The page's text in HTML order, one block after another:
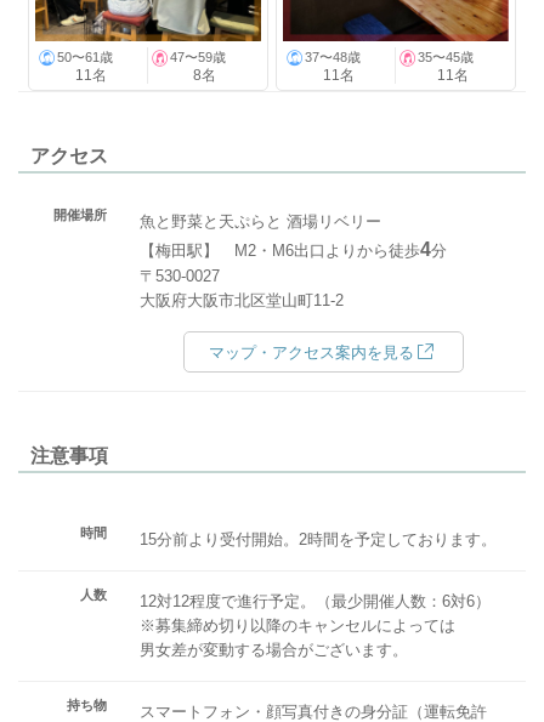
50〜61歳
11名
47〜59歳
8名
37〜48歳
11名
35〜45歳
11名
アクセス
開催場所
魚と野菜と天ぷらと 酒場リベリー
【梅田駅】 M2・M6出口よりから徒歩4分
〒530-0027
大阪府大阪市北区堂山町11-2
マップ・アクセス案内を見る
注意事項
時間 15分前より受付開始。2時間を予定しております。
人数
12対12程度で進行予定。（最少開催人数：6対6）
※募集締め切り以降のキャンセルによっては
男女差が変動する場合がございます。
持ち物
スマートフォン・顔写真付きの身分証（運転免許